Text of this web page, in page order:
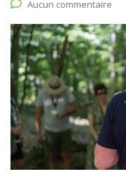
Aucun commentaire